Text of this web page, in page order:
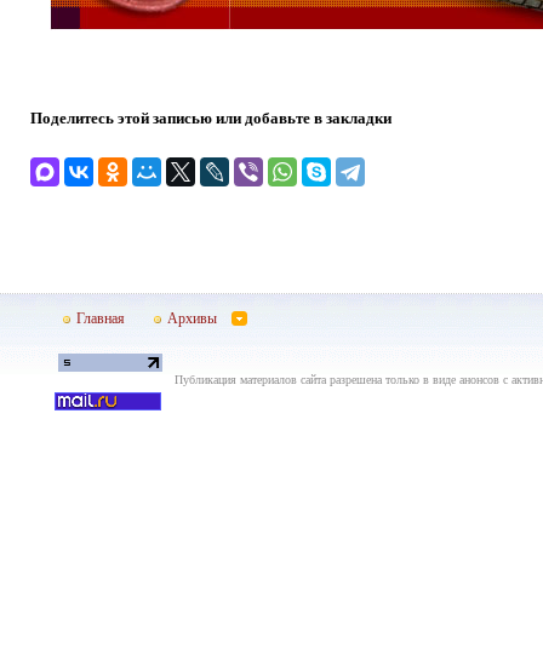
Поделитесь этой записью или добавьте в закладки
Главная Архивы
Публикация материалов сайта разрешена только в виде анонсов с